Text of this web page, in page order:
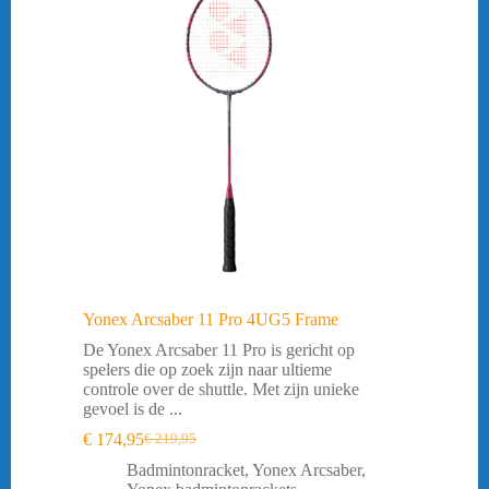
Yonex Arcsaber 11 Pro 4UG5 Frame
De Yonex Arcsaber 11 Pro is gericht op
spelers die op zoek zijn naar ultieme
controle over de shuttle. Met zijn unieke
gevoel is de ...
€219,95
Oorspronkelijke
prijs
€ 174,95Huidige
prijs
Badmintonracket, Yonex Arcsaber,